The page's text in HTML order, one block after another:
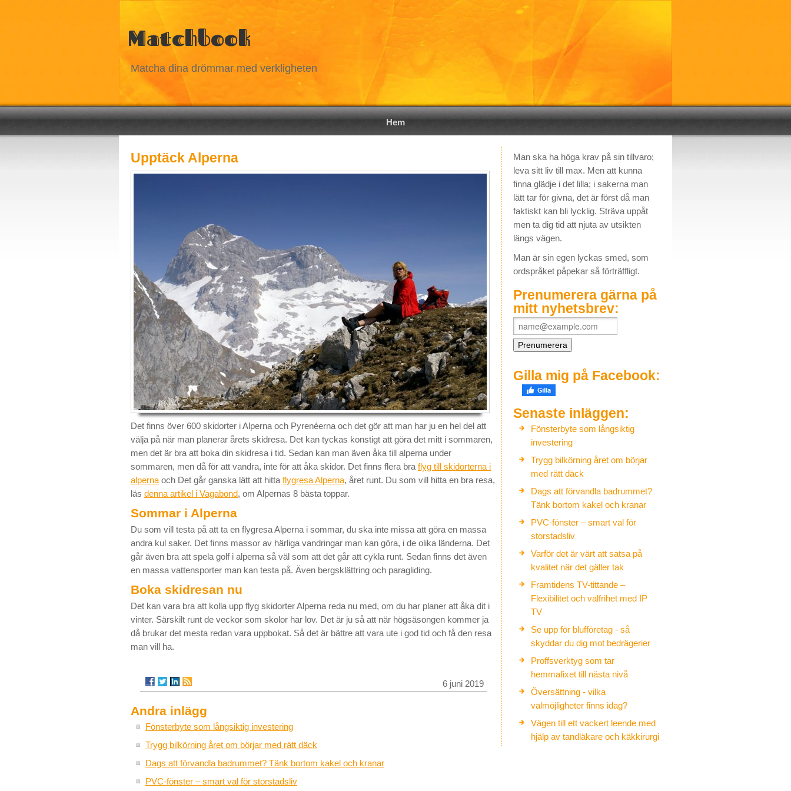
Matchbook
Matcha dina drömmar med verkligheten
Hem
Upptäck Alperna
Det finns över 600 skidorter i Alperna och Pyrenéerna och det gör att man har ju en hel del att
välja på när man planerar årets skidresa. Det kan tyckas konstigt att göra det mitt i sommaren,
men det är bra att boka din skidresa i tid. Sedan kan man även åka till alperna under
sommaren, men då för att vandra, inte för att åka skidor. Det finns flera bra flyg till skidorterna i
alperna och Det går ganska lätt att hitta flygresa Alperna, året runt. Du som vill hitta en bra resa,
läs denna artikel i Vagabond, om Alpernas 8 bästa toppar.
Sommar i Alperna
Du som vill testa på att ta en flygresa Alperna i sommar, du ska inte missa att göra en massa
andra kul saker. Det finns massor av härliga vandringar man kan göra, i de olika länderna. Det
går även bra att spela golf i alperna så väl som att det går att cykla runt. Sedan finns det även
en massa vattensporter man kan testa på. Även bergsklättring och paragliding.
Boka skidresan nu
Det kan vara bra att kolla upp flyg skidorter Alperna reda nu med, om du har planer att åka dit i
vinter. Särskilt runt de veckor som skolor har lov. Det är ju så att när högsäsongen kommer ja
då brukar det mesta redan vara uppbokat. Så det är bättre att vara ute i god tid och få den resa
man vill ha.
6 juni 2019
Andra inlägg
Fönsterbyte som långsiktig investering
Trygg bilkörning året om börjar med rätt däck
Dags att förvandla badrummet? Tänk bortom kakel och kranar
PVC-fönster – smart val för storstadsliv
Man ska ha höga krav på sin tillvaro;
leva sitt liv till max. Men att kunna
finna glädje i det lilla; i sakerna man
lätt tar för givna, det är först då man
faktiskt kan bli lycklig. Sträva uppåt
men ta dig tid att njuta av utsikten
längs vägen.
Man är sin egen lyckas smed, som
ordspråket påpekar så förträffligt.
Prenumerera gärna på
mitt nyhetsbrev:
Gilla mig på Facebook:
Senaste inläggen:
Fönsterbyte som långsiktig
investering
Trygg bilkörning året om börjar
med rätt däck
Dags att förvandla badrummet?
Tänk bortom kakel och kranar
PVC-fönster – smart val för
storstadsliv
Varför det är värt att satsa på
kvalitet när det gäller tak
Framtidens TV-tittande –
Flexibilitet och valfrihet med IP
TV
Se upp för blufföretag - så
skyddar du dig mot bedrägerier
Proffsverktyg som tar
hemmafixet till nästa nivå
Översättning - vilka
valmöjligheter finns idag?
Vägen till ett vackert leende med
hjälp av tandläkare och käkkirurgi